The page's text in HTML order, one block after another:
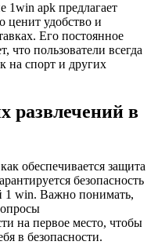
1win apk предлагает
ценит удобство и
Его постоянное
что пользователи всегда
на спорт и других
развлечений в
обеспечивается защита
безопасность
1 win. Важно понимать,
на первое место, чтобы
в безопасности.